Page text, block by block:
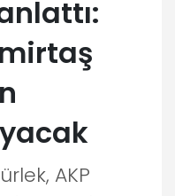
AKP